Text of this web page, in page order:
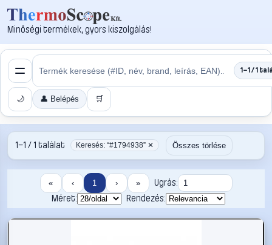
Minőségi termékek, gyors kiszolgálás!
1–1 / 1
🌙 👤 Belépés 🛒
1–1 / 1 találat Keresés: “#1794938” ✕ Összes törlése
« ‹ 1 › »
Ugrás:
Méret:
Rendezés: